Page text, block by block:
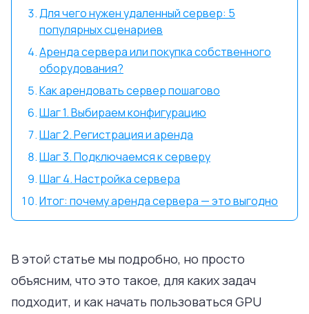
Для чего нужен удаленный сервер: 5
популярных сценариев
Аренда сервера или покупка собственного
оборудования?
Как арендовать сервер пошагово
Шаг 1. Выбираем конфигурацию
Шаг 2. Регистрация и аренда
Шаг 3. Подключаемся к серверу
Шаг 4. Настройка сервера
Итог: почему аренда сервера — это выгодно
В этой статье мы подробно, но просто
объясним, что это такое, для каких задач
подходит, и как начать пользоваться GPU